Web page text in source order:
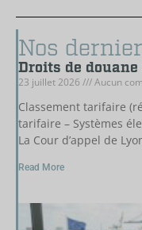
Nos
Droits de
23 juillet 2026 Aucun
Classement tarifaire
tarifaire – Systèmes
La Cour d’appel de
Read More